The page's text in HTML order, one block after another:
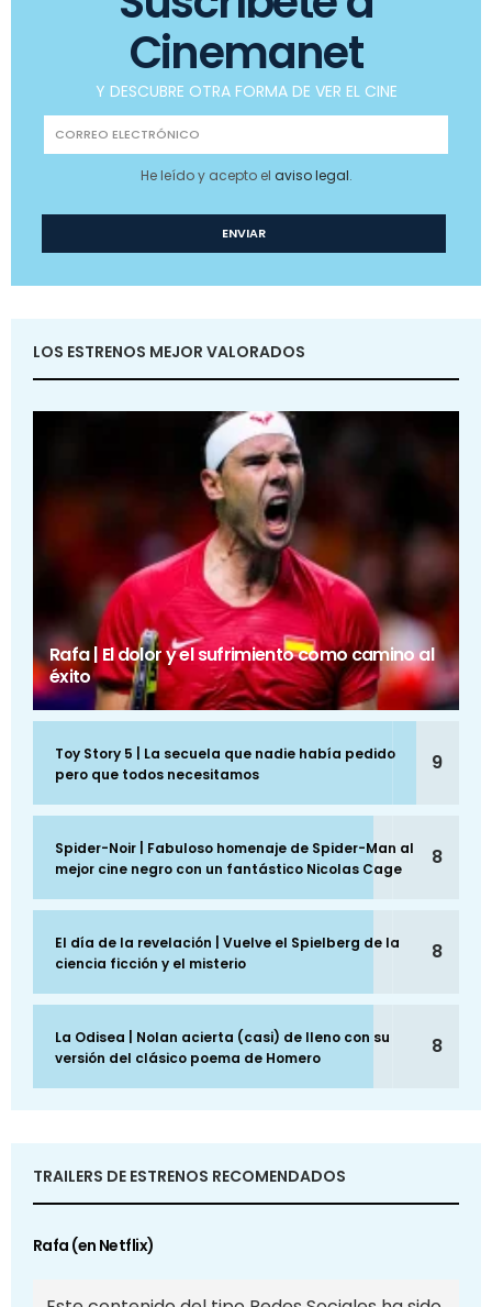
Cinemanet
Y DESCUBRE OTRA FORMA DE VER EL CINE
He leído y acepto el aviso legal.
LOS ESTRENOS MEJOR VALORADOS
Rafa | El dolor y el sufrimiento como camino al
éxito
Toy Story 5 | La secuela que nadie había pedido
pero que todos necesitamos
9
Spider-Noir | Fabuloso homenaje de Spider-Man al
mejor cine negro con un fantástico Nicolas Cage
8
El día de la revelación | Vuelve el Spielberg de la
ciencia ficción y el misterio
8
La Odisea | Nolan acierta (casi) de lleno con su
versión del clásico poema de Homero
8
TRAILERS DE ESTRENOS RECOMENDADOS
Rafa (en Netflix)